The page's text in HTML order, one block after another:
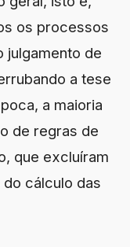
os processos
julgamento de
a tese
a maioria
de regras de
que excluíram
cálculo das